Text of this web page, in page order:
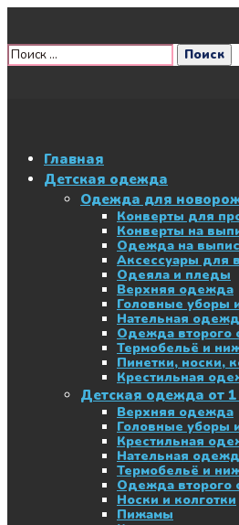
Главная
Детская одежда
Одежда для
Конверты для
Конверты на
Одежда на
Аксессуары для
Одеяла и пледы
Верхняя одежда
Головные уборы
Нательная
Одежда второго
Термобельё и
Пинетки, носки,
Крестильная
Детская одежда от 1
Верхняя одежда
Головные уборы
Крестильная
Нательная
Термобельё и
Одежда второго
Носки и колготки
Пижамы